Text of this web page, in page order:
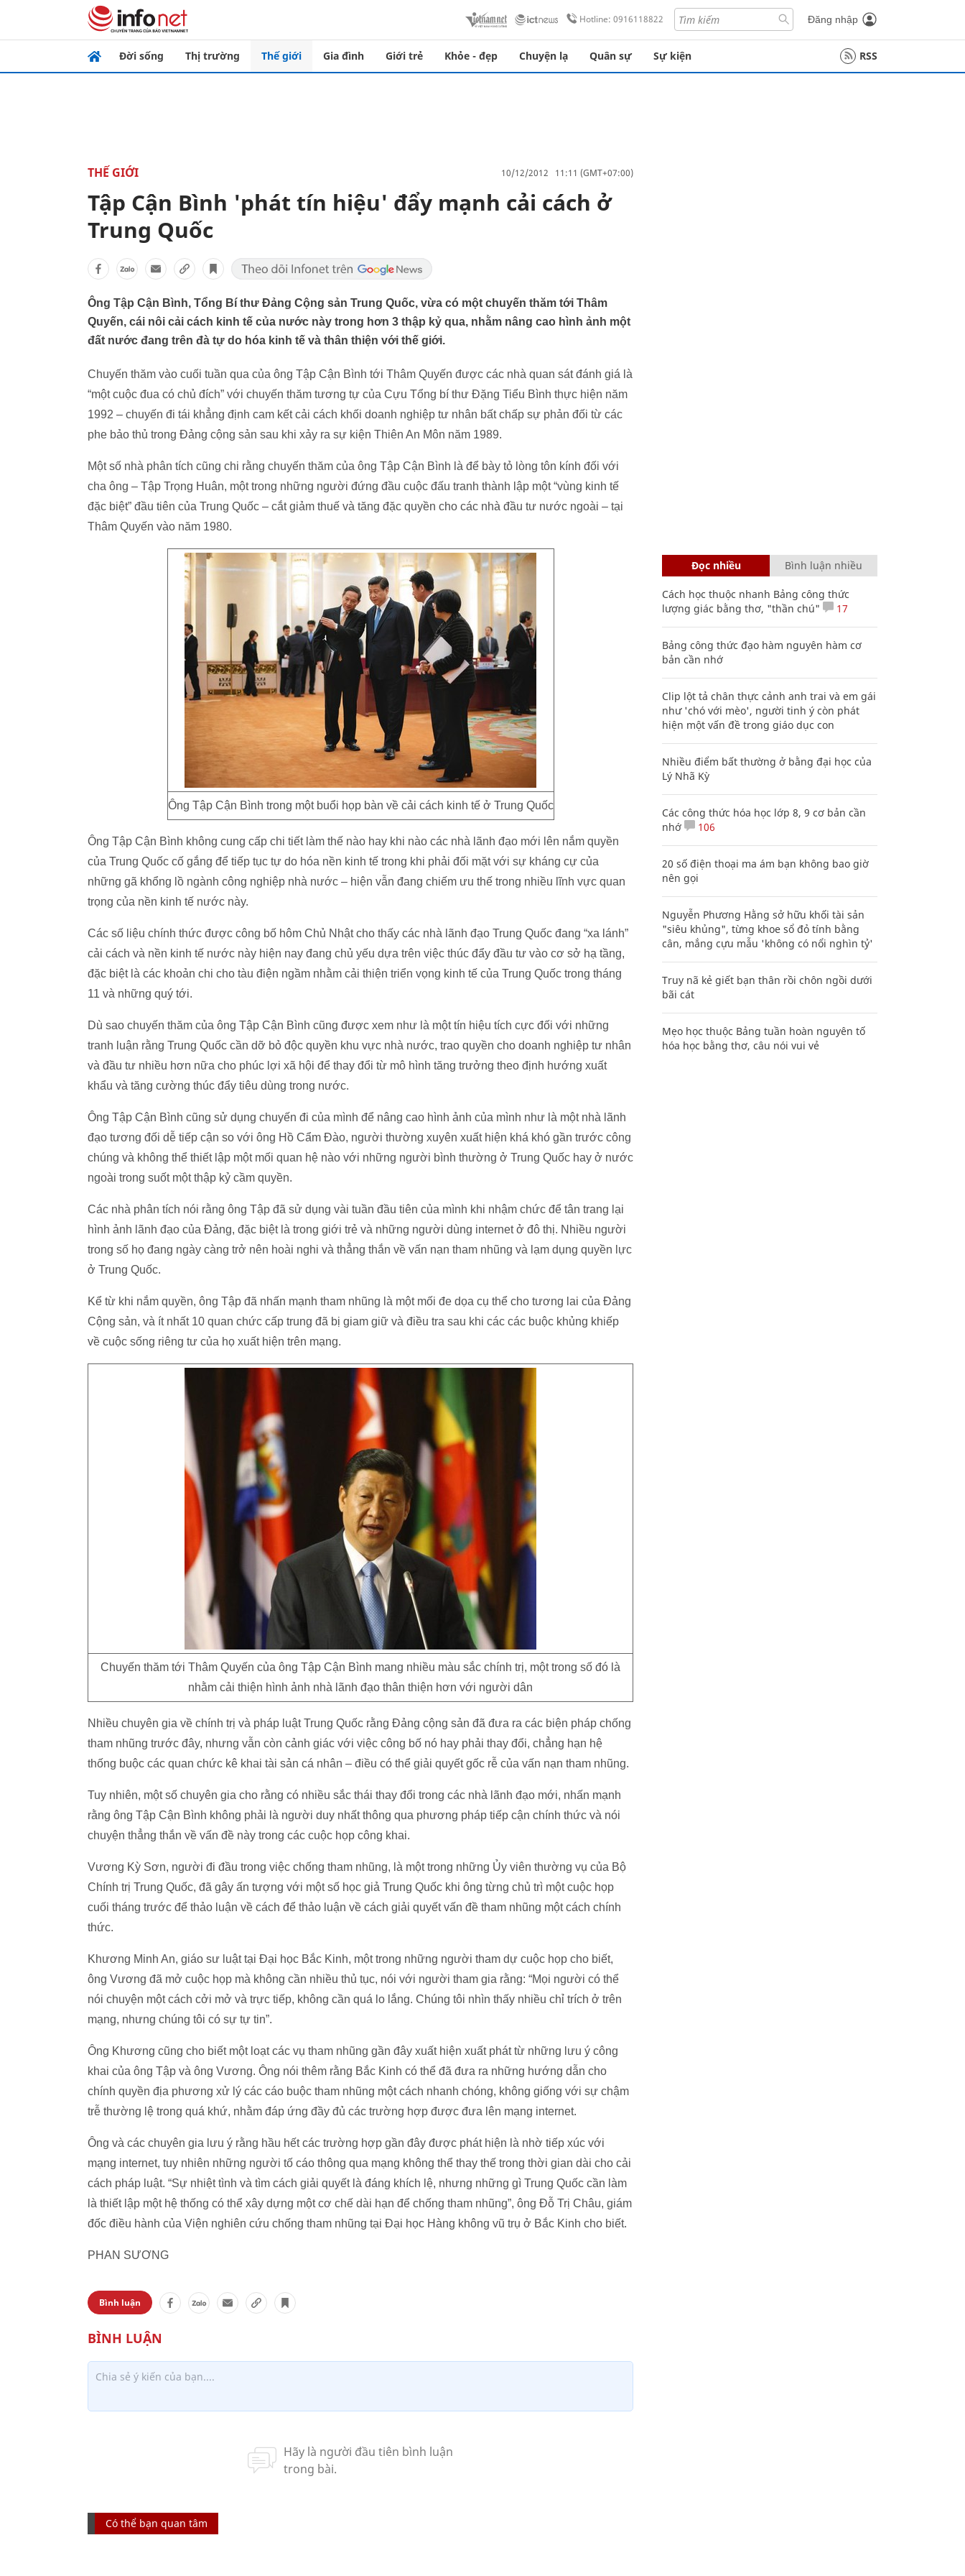
Hotline: 0916118822 Đăng nhập
Đời sống Thị trường Thế giới Gia đình Giới trẻ Khỏe - đẹp Chuyện lạ Quân sự Sự kiện RSS
THẾ GIỚI 10/12/2012 11:11 (GMT+07:00)
Tập Cận Bình 'phát tín hiệu' đẩy mạnh cải cách ở
Trung Quốc
Ông Tập Cận Bình, Tổng Bí thư Đảng Cộng sản Trung Quốc, vừa có một chuyến thăm tới Thâm
Quyến, cái nôi cải cách kinh tế của nước này trong hơn 3 thập kỷ qua, nhằm nâng cao hình ảnh một
đất nước đang trên đà tự do hóa kinh tế và thân thiện với thế giới.
Chuyến thăm vào cuối tuần qua của ông Tập Cận Bình tới Thâm Quyến được các nhà quan sát đánh giá là
“một cuộc đua có chủ đích” với chuyến thăm tương tự của Cựu Tổng bí thư Đặng Tiểu Bình thực hiện năm
1992 – chuyến đi tái khẳng định cam kết cải cách khối doanh nghiệp tư nhân bất chấp sự phản đối từ các
phe bảo thủ trong Đảng cộng sản sau khi xảy ra sự kiện Thiên An Môn năm 1989.
Một số nhà phân tích cũng chi rằng chuyến thăm của ông Tập Cận Bình là để bày tỏ lòng tôn kính đối với
cha ông – Tập Trọng Huân, một trong những người đứng đầu cuộc đấu tranh thành lập một “vùng kinh tế
đặc biệt” đầu tiên của Trung Quốc – cắt giảm thuế và tăng đặc quyền cho các nhà đầu tư nước ngoài – tại
Thâm Quyến vào năm 1980.
Ông Tập Cận Bình trong một buổi họp bàn về cải cách kinh tế ở Trung Quốc
Ông Tập Cận Bình không cung cấp chi tiết làm thế nào hay khi nào các nhà lãnh đạo mới lên nắm quyền
của Trung Quốc cố gắng để tiếp tục tự do hóa nền kinh tế trong khi phải đối mặt với sự kháng cự của
những gã khổng lồ ngành công nghiệp nhà nước – hiện vẫn đang chiếm ưu thế trong nhiều lĩnh vực quan
trọng của nền kinh tế nước này.
Các số liệu chính thức được công bố hôm Chủ Nhật cho thấy các nhà lãnh đạo Trung Quốc đang “xa lánh”
cải cách và nền kinh tế nước này hiện nay đang chủ yếu dựa trên việc thúc đẩy đầu tư vào cơ sở hạ tầng,
đặc biệt là các khoản chi cho tàu điện ngầm nhằm cải thiện triển vọng kinh tế của Trung Quốc trong tháng
11 và những quý tới.
Dù sao chuyến thăm của ông Tập Cận Bình cũng được xem như là một tín hiệu tích cực đối với những
tranh luận rằng Trung Quốc cần dỡ bỏ độc quyền khu vực nhà nước, trao quyền cho doanh nghiệp tư nhân
và đầu tư nhiều hơn nữa cho phúc lợi xã hội để thay đổi từ mô hình tăng trưởng theo định hướng xuất
khẩu và tăng cường thúc đẩy tiêu dùng trong nước.
Ông Tập Cận Bình cũng sử dụng chuyến đi của mình để nâng cao hình ảnh của mình như là một nhà lãnh
đạo tương đối dễ tiếp cận so với ông Hồ Cẩm Đào, người thường xuyên xuất hiện khá khó gần trước công
chúng và không thể thiết lập một mối quan hệ nào với những người bình thường ở Trung Quốc hay ở nước
ngoài trong suốt một thập kỷ cầm quyền.
Các nhà phân tích nói rằng ông Tập đã sử dụng vài tuần đầu tiên của mình khi nhậm chức để tân trang lại
hình ảnh lãnh đạo của Đảng, đặc biệt là trong giới trẻ và những người dùng internet ở đô thị. Nhiều người
trong số họ đang ngày càng trở nên hoài nghi và thẳng thắn về vấn nạn tham nhũng và lạm dụng quyền lực
ở Trung Quốc.
Kể từ khi nắm quyền, ông Tập đã nhấn mạnh tham nhũng là một mối đe dọa cụ thể cho tương lai của Đảng
Cộng sản, và ít nhất 10 quan chức cấp trung đã bị giam giữ và điều tra sau khi các các buộc khủng khiếp
về cuộc sống riêng tư của họ xuất hiện trên mạng.
Chuyến thăm tới Thâm Quyến của ông Tập Cận Bình mang nhiều màu sắc chính trị, một trong số đó là
nhằm cải thiện hình ảnh nhà lãnh đạo thân thiện hơn với người dân
Nhiều chuyên gia về chính trị và pháp luật Trung Quốc rằng Đảng cộng sản đã đưa ra các biện pháp chống
tham nhũng trước đây, nhưng vẫn còn cảnh giác với việc công bố nó hay phải thay đổi, chẳng hạn hệ
thống buộc các quan chức kê khai tài sản cá nhân – điều có thể giải quyết gốc rễ của vấn nạn tham nhũng.
Tuy nhiên, một số chuyên gia cho rằng có nhiều sắc thái thay đổi trong các nhà lãnh đạo mới, nhấn mạnh
rằng ông Tập Cận Bình không phải là người duy nhất thông qua phương pháp tiếp cận chính thức và nói
chuyện thẳng thắn về vấn đề này trong các cuộc họp công khai.
Vương Kỳ Sơn, người đi đầu trong việc chống tham nhũng, là một trong những Ủy viên thường vụ của Bộ
Chính trị Trung Quốc, đã gây ấn tượng với một số học giả Trung Quốc khi ông từng chủ trì một cuộc họp
cuối tháng trước để thảo luận về cách để thảo luận về cách giải quyết vấn đề tham nhũng một cách chính
thức.
Khương Minh An, giáo sư luật tại Đại học Bắc Kinh, một trong những người tham dự cuộc họp cho biết,
ông Vương đã mở cuộc họp mà không cần nhiều thủ tục, nói với người tham gia rằng: “Mọi người có thể
nói chuyện một cách cởi mở và trực tiếp, không cần quá lo lắng. Chúng tôi nhìn thấy nhiều chỉ trích ở trên
mạng, nhưng chúng tôi có sự tự tin”.
Ông Khương cũng cho biết một loạt các vụ tham nhũng gần đây xuất hiện xuất phát từ những lưu ý công
khai của ông Tập và ông Vương. Ông nói thêm rằng Bắc Kinh có thể đã đưa ra những hướng dẫn cho
chính quyền địa phương xử lý các cáo buộc tham nhũng một cách nhanh chóng, không giống với sự chậm
trễ thường lệ trong quá khứ, nhằm đáp ứng đầy đủ các trường hợp được đưa lên mạng internet.
Ông và các chuyên gia lưu ý rằng hầu hết các trường hợp gần đây được phát hiện là nhờ tiếp xúc với
mạng internet, tuy nhiên những người tố cáo thông qua mạng không thể thay thế trong thời gian dài cho cải
cách pháp luật. “Sự nhiệt tình và tìm cách giải quyết là đáng khích lệ, nhưng những gì Trung Quốc cần làm
là thiết lập một hệ thống có thể xây dựng một cơ chế dài hạn để chống tham nhũng”, ông Đỗ Trị Châu, giám
đốc điều hành của Viện nghiên cứu chống tham nhũng tại Đại học Hàng không vũ trụ ở Bắc Kinh cho biết.
PHAN SƯƠNG
Bình luận
Có thể bạn quan tâm
Đọc nhiều Bình luận nhiều
Cách học thuộc nhanh Bảng công thức
lượng giác bằng thơ, "thần chú"
17
Bảng công thức đạo hàm nguyên hàm cơ
bản cần nhớ
Clip lột tả chân thực cảnh anh trai và em gái
như 'chó với mèo', người tinh ý còn phát
hiện một vấn đề trong giáo dục con
Nhiều điểm bất thường ở bằng đại học của
Lý Nhã Kỳ
Các công thức hóa học lớp 8, 9 cơ bản cần
nhớ
106
20 số điện thoại ma ám bạn không bao giờ
nên gọi
Nguyễn Phương Hằng sở hữu khối tài sản
"siêu khủng", từng khoe sổ đỏ tính bằng
cân, mắng cựu mẫu 'không có nổi nghìn tỷ'
Truy nã kẻ giết bạn thân rồi chôn ngồi dưới
bãi cát
Mẹo học thuộc Bảng tuần hoàn nguyên tố
hóa học bằng thơ, câu nói vui vẻ